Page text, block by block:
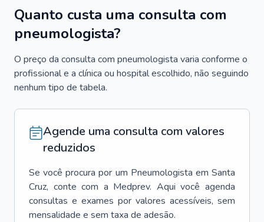
Quanto custa uma consulta com
pneumologista?
O preço da consulta com pneumologista varia conforme o
profissional e a clínica ou hospital escolhido, não seguindo
nenhum tipo de tabela.
Agende uma consulta com valores
reduzidos
Se você procura por um Pneumologista em Santa
Cruz, conte com a Medprev. Aqui você agenda
consultas e exames por valores acessíveis, sem
mensalidade e sem taxa de adesão.